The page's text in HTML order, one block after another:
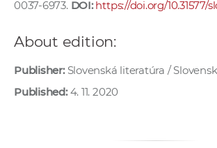
0037-6973. DOI: https://doi.org/10.31577/
About edition:
Publisher:Slovenská literatúra /
Published:4. 11. 2020